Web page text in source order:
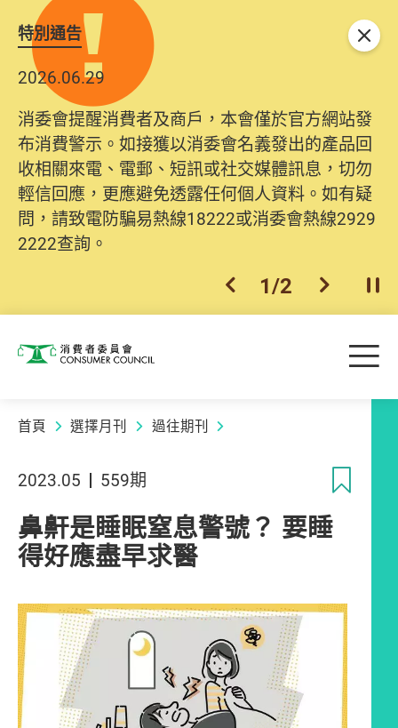
特別通告
2026.06.29
消委會提醒消費者及商戶，本會僅於官方網站發
布消費警示。如接獲以消委會名義發出的產品回
收相關來電、電郵、短訊或社交媒體訊息，切勿
輕信回應，更應避免透露任何個人資料。如有疑
問，請致電防騙易熱線18222或消委會熱線2929
2222查詢。
上一個
1/2 下一個開
關閉
消費者委員會 目
首頁 選擇月刊 過往期刊
2023.05 559期
鼻鼾是睡眠窒息警號？ 要睡
得好應盡早求醫